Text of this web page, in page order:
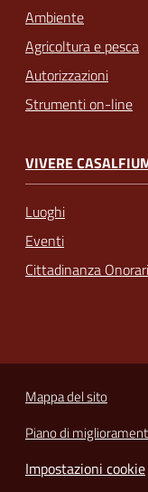
Ambiente
Agricoltura e pesca
Autorizzazioni
Strumenti on-line
VIVERE
Luoghi
Eventi
Cittadinanza
Mappa del sito
Piano di
Impostazioni cookie